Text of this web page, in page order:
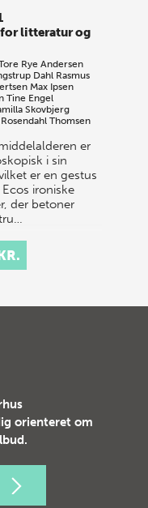
litteratur og
Rye Andersen
Dahl Rasmus
Max Ipsen
Tine Engel
Skovbjerg
Rosendahl Thomsen
er
i sin
er en gestus
ironiske
der betoner
orienteret om